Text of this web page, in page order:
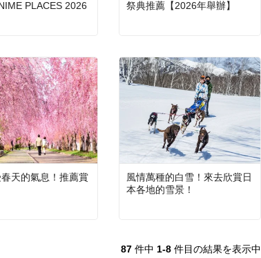
PLACES 2026
祭典推薦【2026年舉辦】
天的氣息！推薦賞
風情萬種的白雪！來去欣賞日
本各地的雪景！
87 件中 1-8 件目の結果を表示中